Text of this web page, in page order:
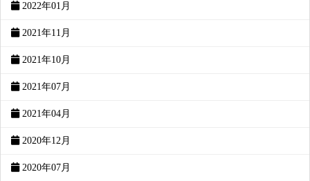
2022年01月
2021年11月
2021年10月
2021年07月
2021年04月
2020年12月
2020年07月